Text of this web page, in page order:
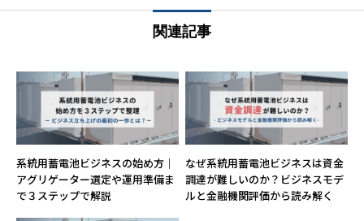
関連記事
系統用蓄電池ビジネスの始め方｜
アグリゲーター選定や運用準備ま
で３ステップで解説
なぜ系統用蓄電池ビジネスは資金
調達が難しいのか？ビジネスモデ
ルと金融機関評価から読み解く